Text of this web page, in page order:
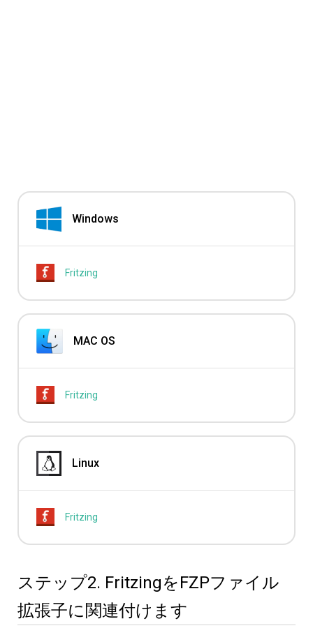
Windows
Fritzing
MAC OS
Fritzing
Linux
Fritzing
ステップ2. FritzingをFZPファイル
拡張子に関連付けます